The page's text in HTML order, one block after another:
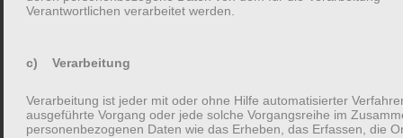
Erfahrungen zu sprechen – ob mit Freunden oder der Familie.
Bis mir eine Sache auffiel: Über Floskeln oder kurze
Verantwortlichen verarbeitet werden.
c) Verarbeitung
Verarbeitung ist jeder mit oder ohne Hilfe automatisierter
ausgeführte Vorgang oder jede solche Vorgangsreihe im
personenbezogenen Daten wie das Erheben, das Erfassen, die